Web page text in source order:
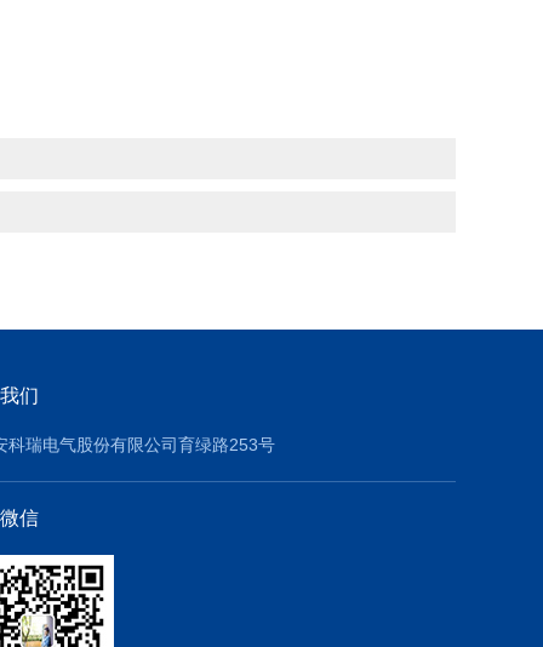
们
科瑞电气股份有限公司育绿路253号
信